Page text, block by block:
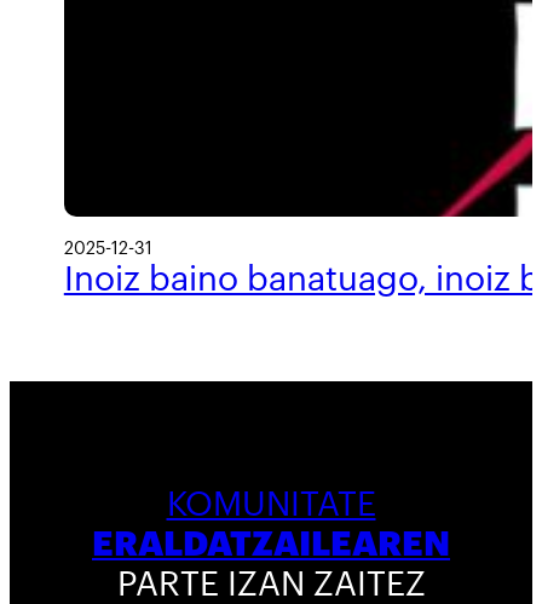
2025-12-31
Inoiz baino banatuago, inoiz
KOMUNITATE
ERALDATZAILEAREN
PARTE IZAN ZAITEZ